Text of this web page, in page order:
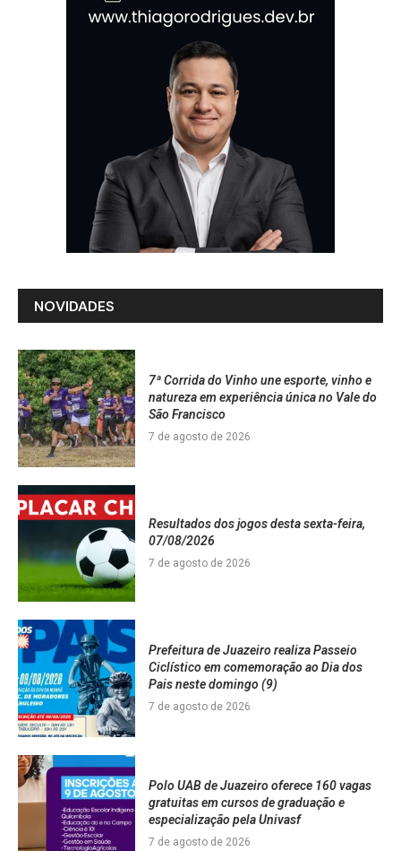
NOVIDADES
7ª Corrida do Vinho une esporte, vinho e
natureza em experiência única no Vale do
São Francisco
7 de agosto de 2026
Resultados dos jogos desta sexta-feira,
07/08/2026
7 de agosto de 2026
Prefeitura de Juazeiro realiza Passeio
Ciclístico em comemoração ao Dia dos
Pais neste domingo (9)
7 de agosto de 2026
Polo UAB de Juazeiro oferece 160 vagas
gratuitas em cursos de graduação e
especialização pela Univasf
7 de agosto de 2026